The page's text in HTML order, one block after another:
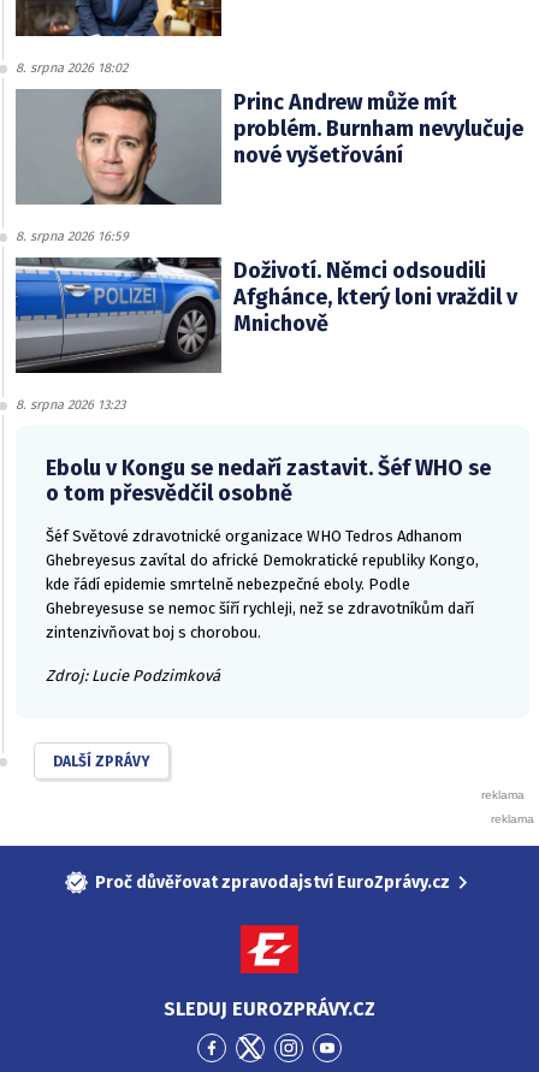
8. srpna 2026 18:02
Princ Andrew může mít
problém. Burnham nevylučuje
nové vyšetřování
8. srpna 2026 16:59
Doživotí. Němci odsoudili
Afghánce, který loni vraždil v
Mnichově
8. srpna 2026 13:23
Ebolu v Kongu se nedaří zastavit. Šéf WHO se
o tom přesvědčil osobně
Šéf Světové zdravotnické organizace WHO Tedros Adhanom
Ghebreyesus zavítal do africké Demokratické republiky Kongo,
kde řádí epidemie smrtelně nebezpečné eboly. Podle
Ghebreyesuse se nemoc šíří rychleji, než se zdravotníkům daří
zintenzivňovat boj s chorobou.
Zdroj: Lucie Podzimková
DALŠÍ ZPRÁVY
Proč důvěřovat zpravodajství EuroZprávy.cz
SLEDUJ EUROZPRÁVY.CZ
PřejítPřejítPřejítPřejít